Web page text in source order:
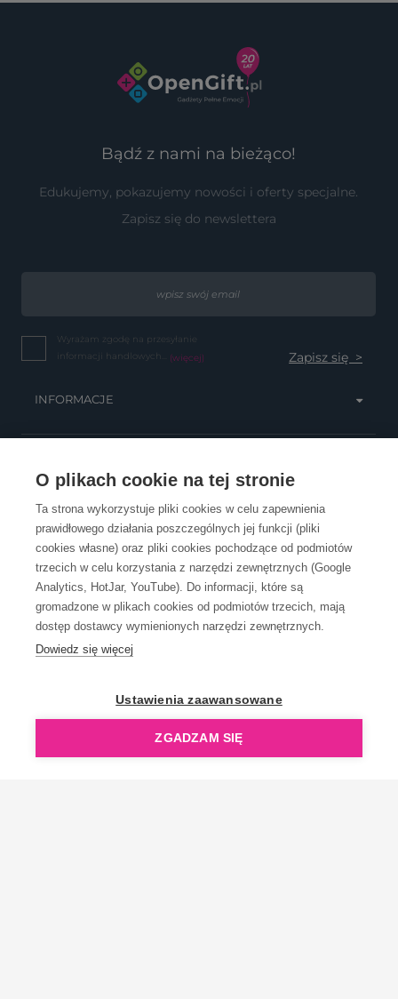
O plikach cookie na tej stronie
Ta strona wykorzystuje pliki cookies w celu zapewnienia
prawidłowego działania poszczególnych jej funkcji (pliki
cookies własne) oraz pliki cookies pochodzące od podmiotów
trzecich w celu korzystania z narzędzi zewnętrznych (Google
Analytics, HotJar, YouTube). Do informacji, które są
gromadzone w plikach cookies od podmiotów trzecich, mają
dostęp dostawcy wymienionych narzędzi zewnętrznych.
Dowiedz się więcej
Ustawienia zaawansowane
ZGADZAM SIĘ
Bądź z nami na bieżąco!
Edukujemy, pokazujemy nowości i oferty specjalne.
Zapisz się do newslettera
Wyrażam zgodę na przesyłanie
informacji handlowych... (więcej)
INFORMACJE
OBSŁUGA KLIENTA
KONTAKT
OpenGift jest częścią ReflectGroup.